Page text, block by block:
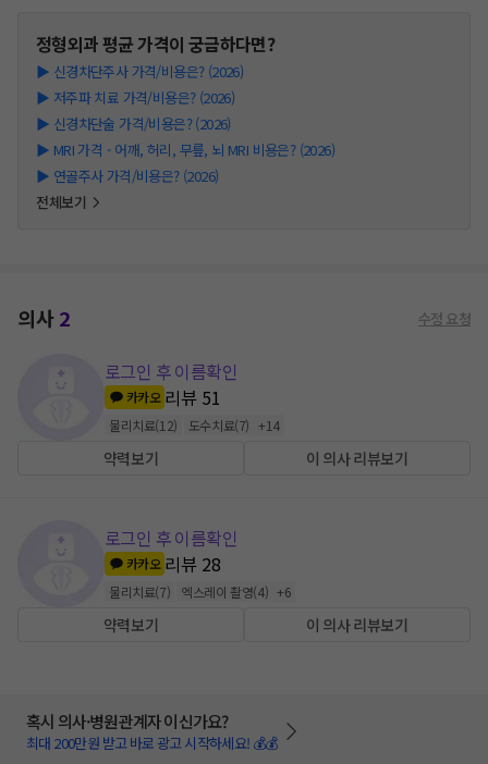
정형외과평균 가격이 궁금하다면?
▶ 신경차단주사 가격/비용은? (2026)
▶ 저주파 치료 가격/비용은? (2026)
▶ 신경차단술 가격/비용은? (2026)
▶ MRI 가격 - 어깨, 허리, 무릎, 뇌 MRI 비용은? (2026)
▶ 연골주사 가격/비용은? (2026)
전체보기
의사2 수정 요청
로그인 후 이름확인
카카오 리뷰 51
물리치료(12) 도수치료(7) +14
약력보기 이 의사 리뷰보기
로그인 후 이름확인
카카오 리뷰 28
물리치료(7) 엑스레이 촬영(4) +6
약력보기 이 의사 리뷰보기
혹시 의사·병원관계자 이신가요?
최대 200만원 받고 바로 광고 시작하세요! 💰💰